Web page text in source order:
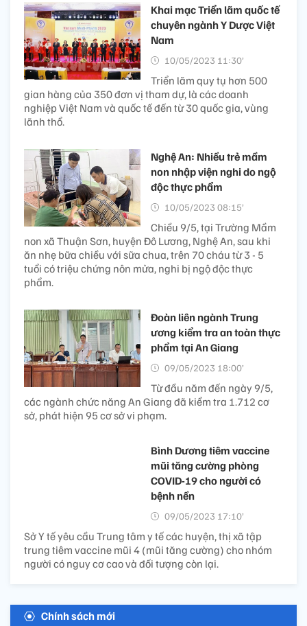
Khai mạc Triển lãm quốc tế
chuyên ngành Y Dược Việt
Nam
10/05/2023 11:30’
Triển lãm quy tụ hơn 500
gian hàng của 350 đơn vị tham dự, là các doanh
nghiệp Việt Nam và quốc tế đến từ 30 quốc gia, vùng
lãnh thổ.
Nghệ An: Nhiều trẻ mầm
non nhập viện nghi do ngộ
độc thực phẩm
10/05/2023 08:15’
Chiều 9/5, tại Trường Mầm
non xã Thuận Sơn, huyện Đô Lương, Nghệ An, sau khi
ăn nhẹ bữa chiều với sữa chua, trên 70 cháu từ 3 - 5
tuổi có triệu chứng nôn mửa, nghi bị ngộ độc thực
phẩm.
Đoàn liên ngành Trung
ương kiểm tra an toàn thực
phẩm tại An Giang
09/05/2023 18:00’
Từ đầu năm đến ngày 9/5,
các ngành chức năng An Giang đã kiểm tra 1.712 cơ
sở, phát hiện 95 cơ sở vi phạm.
Bình Dương tiêm vaccine
mũi tăng cường phòng
COVID-19 cho người có
bệnh nền
09/05/2023 17:10’
Sở Y tế yêu cầu Trung tâm y tế các huyện, thị xã tập
trung tiêm vaccine mũi 4 (mũi tăng cường) cho nhóm
người có nguy cơ cao và đối tượng còn lại.
Chính sách mới